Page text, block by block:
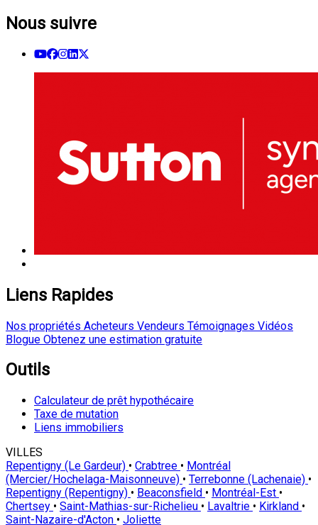
Nous suivre
Liens Rapides
Nos propriétés Acheteurs Vendeurs Témoignages Vidéos
Blogue Obtenez une estimation gratuite
Outils
Calculateur de prêt hypothécaire
Taxe de mutation
Liens immobiliers
VILLES
Repentigny (Le Gardeur) • Crabtree • Montréal
(Mercier/Hochelaga-Maisonneuve) • Terrebonne (Lachenaie) •
Repentigny (Repentigny) • Beaconsfield • Montréal-Est •
Chertsey • Saint-Mathias-sur-Richelieu • Lavaltrie • Kirkland •
Saint-Nazaire-d'Acton • Joliette